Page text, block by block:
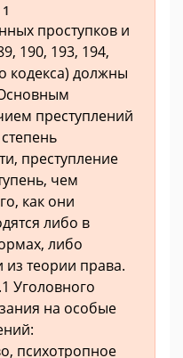
проступков и
190, 193, 194,
кодекса) должны
преступлений
преступление
чем
как они
либо в
либо
теории права.
Уголовного
на особые
психотропное